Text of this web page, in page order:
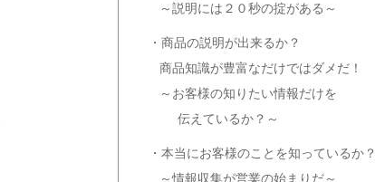
～説明には２０秒の掟がある～
・商品の説明が出来るか？
商品知識が豊富なだけではダメだ！
～お客様の知りたい情報だけを
伝えているか？～
・本当にお客様のことを知っているか？
～情報収集が営業の始まりだ～